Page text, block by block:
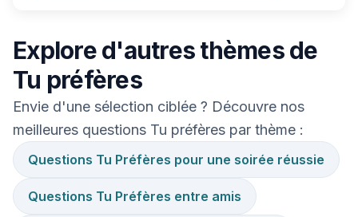
Explore d'autres thèmes de
Tu préfères
Envie d'une sélection ciblée ? Découvre nos
meilleures questions Tu préfères par thème :
Questions Tu Préfères pour une soirée réussie
Questions Tu Préfères entre amis